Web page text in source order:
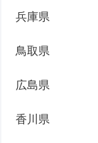
兵庫県
鳥取県
広島県
香川県